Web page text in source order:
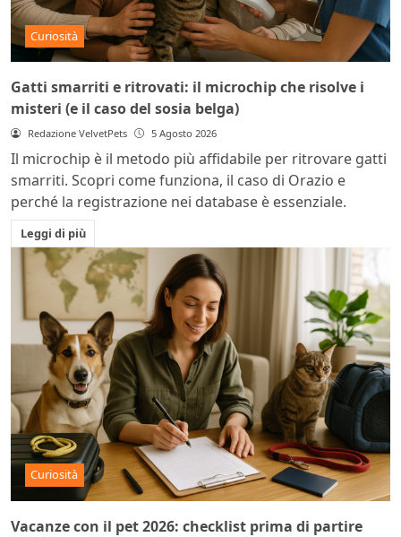
Curiosità
Gatti smarriti e ritrovati: il microchip che risolve i
misteri (e il caso del sosia belga)
Redazione VelvetPets 5 Agosto 2026
Il microchip è il metodo più affidabile per ritrovare gatti
smarriti. Scopri come funziona, il caso di Orazio e
perché la registrazione nei database è essenziale.
Leggi di più
Curiosità
Vacanze con il pet 2026: checklist prima di partire